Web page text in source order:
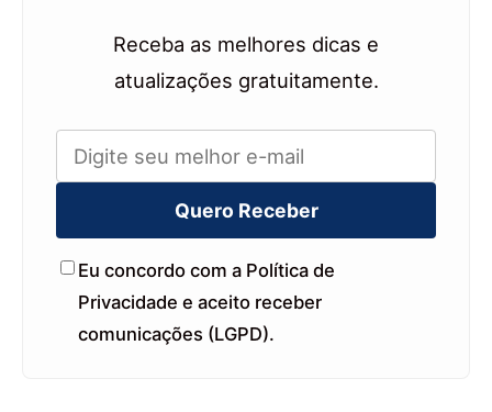
Receba as melhores dicas e
atualizações gratuitamente.
Quero Receber
Eu concordo com a Política de
Privacidade e aceito receber
comunicações (LGPD).